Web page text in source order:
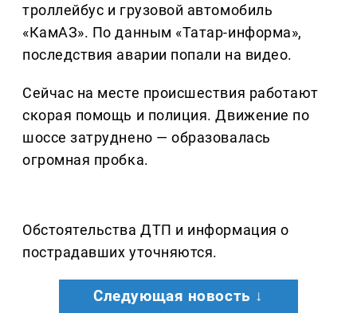
троллейбус и грузовой автомобиль
«КамАЗ». По данным «Татар-информа»,
последствия аварии попали на видео.
Сейчас на месте происшествия работают
скорая помощь и полиция. Движение по
шоссе затруднено — образовалась
огромная пробка.
Обстоятельства ДТП и информация о
пострадавших уточняются.
Следующая новость ↓